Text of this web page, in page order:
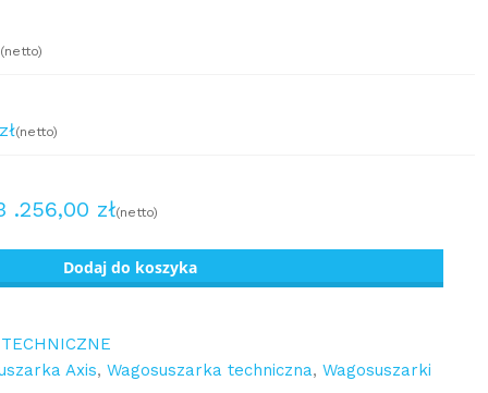
(netto)
zł(netto)
.256,00 zł(netto)
Dodaj do koszyka
Axis,Wagosuszarka techniczna,Wagosuszarki